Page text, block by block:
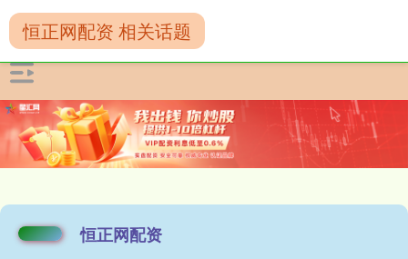
恒正网配资
恒正网配资 相关话题